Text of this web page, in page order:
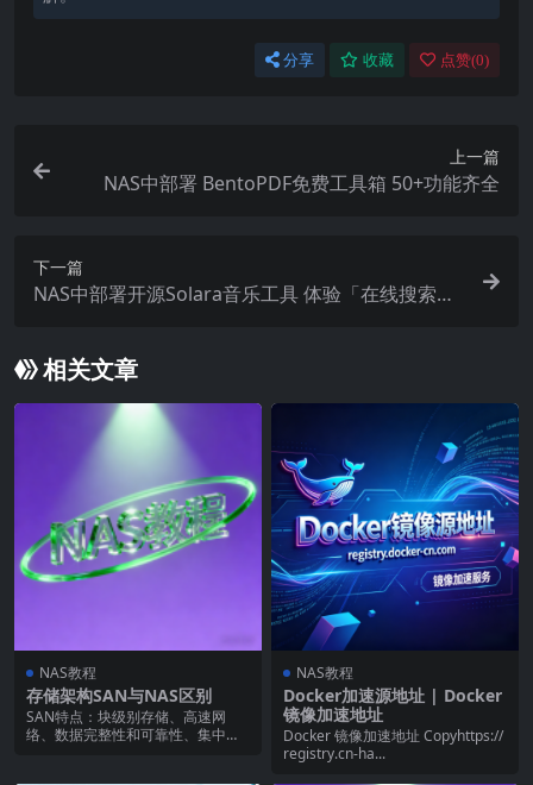
分享 收藏 点赞(0)
上一篇
NAS中部署 BentoPDF免费工具箱 50+功能齐全
下一篇
NAS中部署开源Solara音乐工具 体验「在线搜索播
相关文章
NAS教程
存储架构SAN与NAS区别
SAN特点：块级别存储、高速网
络、数据完整性和可靠性、集中式
NAS教程
Docker加速源地址 | Docker
镜像加速地址
Docker 镜像加速地址 Copyhttps://
registry.cn-ha...